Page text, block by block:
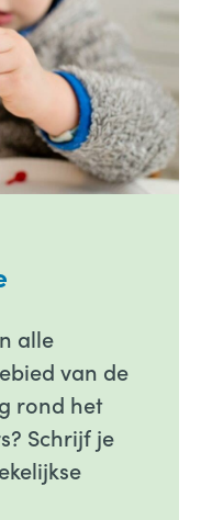
alle
van de
rond het
Schrijf je